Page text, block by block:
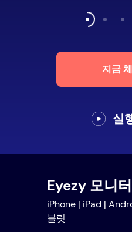
지금
실
Eyezy 모니
iPhone | iPad |
블릿